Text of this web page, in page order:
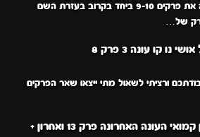
אנחנו עובדים על זה נעלה את פרקים 9-10 ביחד בקרוב בעזרת השם
אושי נו קו עונה 3 פרק 8
ורציתי לשאול מתי ייצאו שאר הפרקים
גולדן קמואי העונה האחרונה פרק 13 ואחרון +